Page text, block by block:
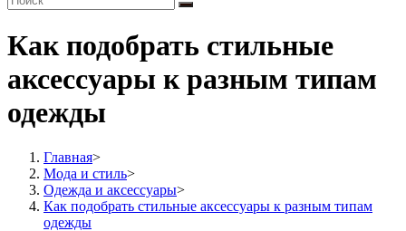
Как подобрать стильные
аксессуары к разным типам
одежды
Главная>
Мода и стиль>
Одежда и аксессуары>
Как подобрать стильные аксессуары к разным типам
одежды